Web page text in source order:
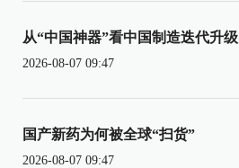
从“中国神器”看中国制造迭代升级
2026-08-07 09:47
国产新药为何被全球“扫货”
2026-08-07 09:47